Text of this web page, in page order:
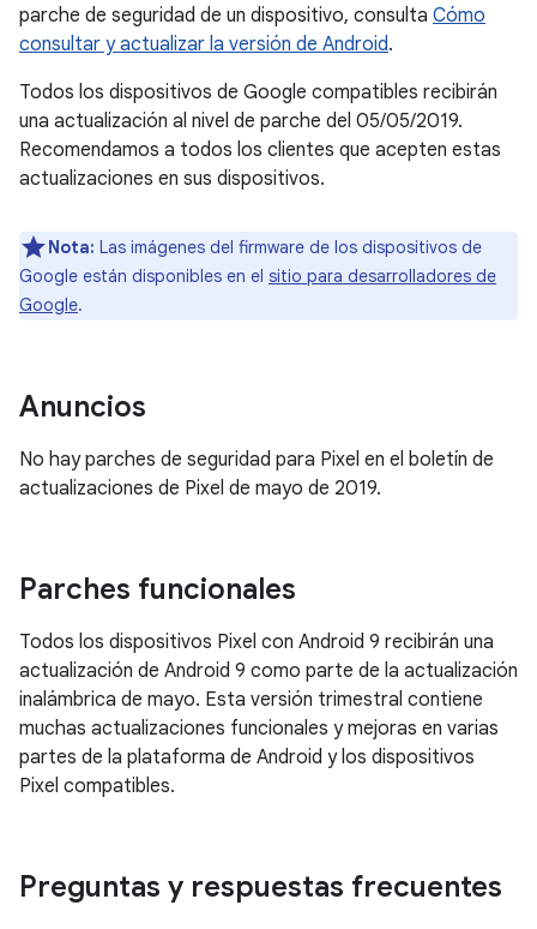
parche de seguridad de un dispositivo, consulta Cómo
consultar y actualizar la versión de Android.
Todos los dispositivos de Google compatibles recibirán
una actualización al nivel de parche del 05/05/2019.
Recomendamos a todos los clientes que acepten estas
actualizaciones en sus dispositivos.
Nota: Las imágenes del firmware de los dispositivos de
Google están disponibles en el sitio para desarrolladores de
Google.
Anuncios
No hay parches de seguridad para Pixel en el boletín de
actualizaciones de Pixel de mayo de 2019.
Parches funcionales
Todos los dispositivos Pixel con Android 9 recibirán una
actualización de Android 9 como parte de la actualización
inalámbrica de mayo. Esta versión trimestral contiene
muchas actualizaciones funcionales y mejoras en varias
partes de la plataforma de Android y los dispositivos
Pixel compatibles.
Preguntas y respuestas frecuentes